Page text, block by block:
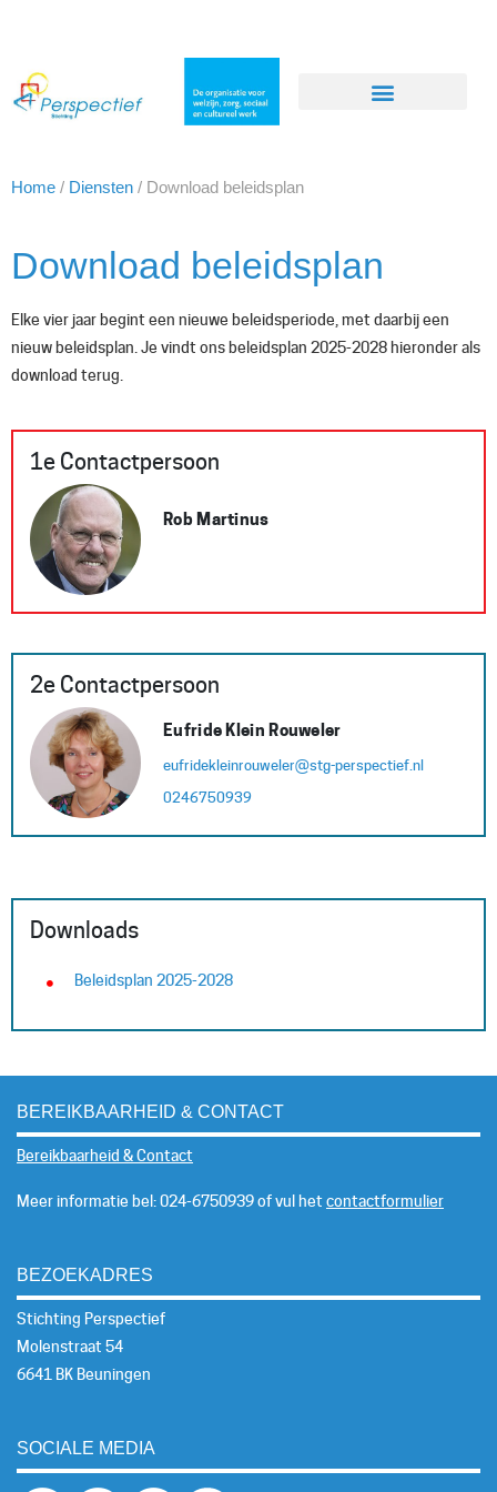
Home / Diensten / Download beleidsplan
Download beleidsplan
Elke vier jaar begint een nieuwe beleidsperiode, met daarbij een
nieuw beleidsplan. Je vindt ons beleidsplan 2025-2028 hieronder als
download terug.
1e Contactpersoon
Rob Martinus
2e Contactpersoon
Eufride Klein Rouweler
eufridekleinrouweler@stg-perspectief.nl
0246750939
Downloads
Beleidsplan 2025-2028
BEREIKBAARHEID & CONTACT
Bereikbaarheid & Contact
Meer informatie bel: 024-6750939 of vul hetcontactformulier
BEZOEKADRES
Stichting Perspectief
Molenstraat 54
6641 BK Beuningen
SOCIALE MEDIA